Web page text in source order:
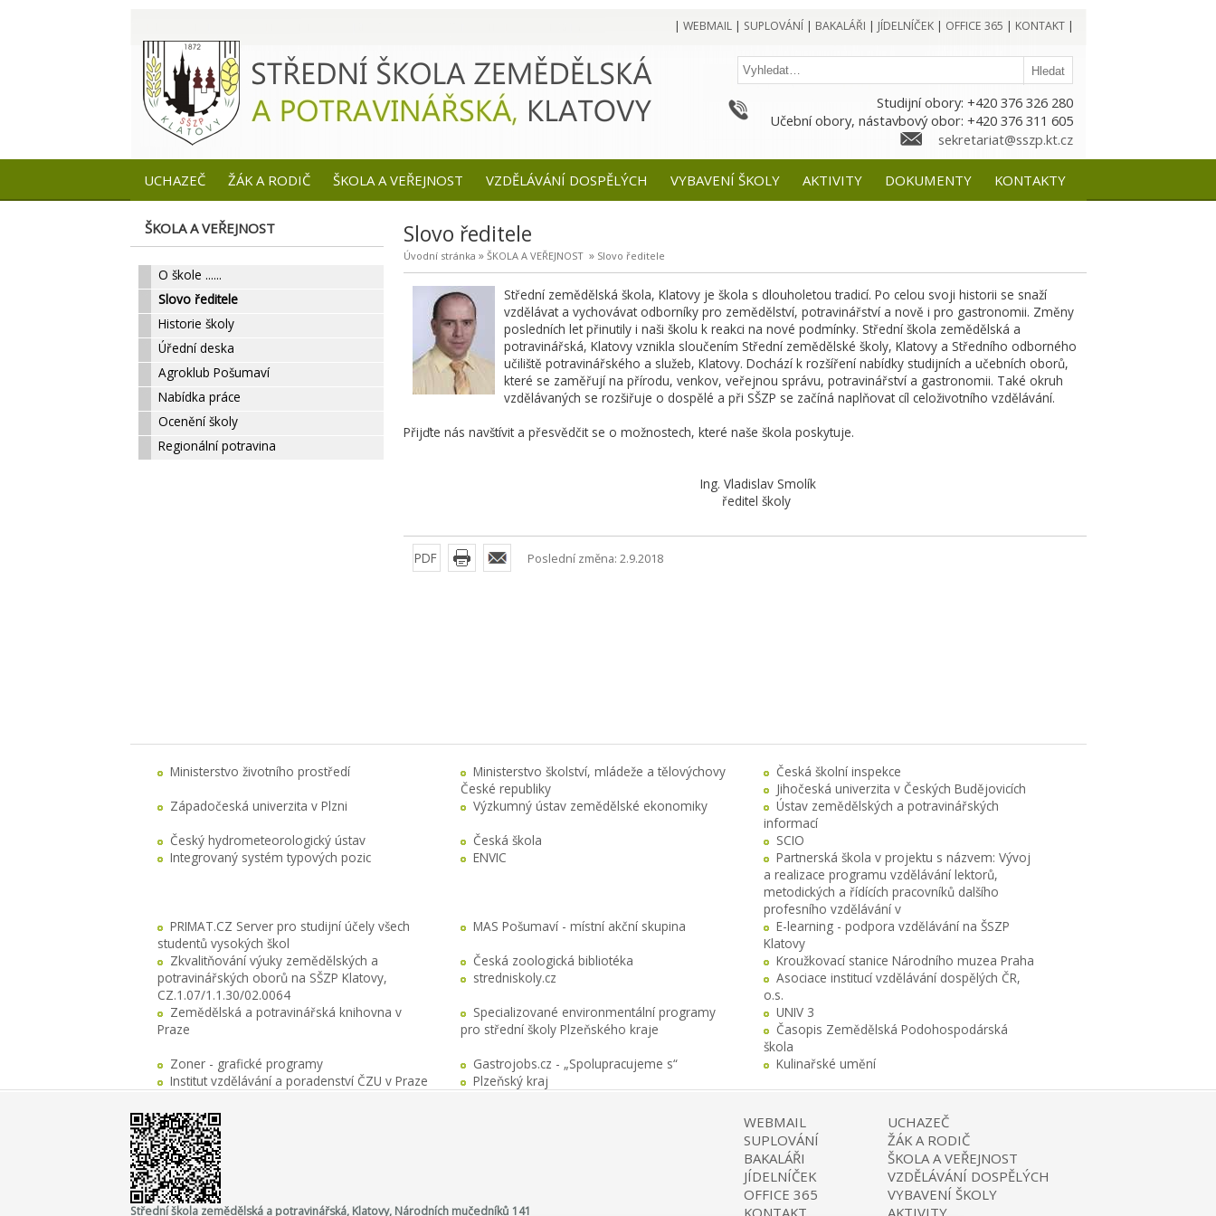
| WEBMAIL| SUPLOVÁNÍ | BAKALÁŘI | JÍDELNÍČEK| OFFICE 365 | KONTAKT|
Studijní obory: +420 376 326 280
Učební obory, nástavbový obor: +420 376 311 605
sekretariat@sszp.kt.cz
UCHAZEČ ŽÁK A RODIČ ŠKOLA A VEŘEJNOST VZDĚLÁVÁNÍ DOSPĚLÝCH VYBAVENÍ ŠKOLY AKTIVITY DOKUMENTY KONTAKTY
ŠKOLA A VEŘEJNOST
O škole ......
Slovo ředitele
Historie školy
Úřední deska
Agroklub Pošumaví
Nabídka práce
Ocenění školy
Regionální potravina
Slovo ředitele
Úvodní stránka » ŠKOLA A VEŘEJNOST» Slovo ředitele
Střední zemědělská škola, Klatovy je škola s dlouholetou tradicí. Po celou svoji historii se snaží
vzdělávat a vychovávat odborníky pro zemědělství, potravinářství a nově i pro gastronomii. Změny
posledních let přinutily i naši školu k reakci na nové podmínky. Střední škola zemědělská a
potravinářská, Klatovy vznikla sloučením Střední zemědělské školy, Klatovy a Středního odborného
učiliště potravinářského a služeb, Klatovy. Dochází k rozšíření nabídky studijních a učebních oborů,
které se zaměřují na přírodu, venkov, veřejnou správu, potravinářství a gastronomii. Také okruh
vzdělávaných se rozšiřuje o dospělé a při SŠZP se začíná naplňovat cíl celoživotního vzdělávání.
Přijďte nás navštívit a přesvědčit se o možnostech, které naše škola poskytuje.
Ing. Vladislav Smolík
ředitel školy
PDF Poslední změna: 2.9.2018
Ministerstvo životního prostředí
Ministerstvo školství, mládeže a tělovýchovy
České republiky
Česká školní inspekce
Jihočeská univerzita v Českých Budějovicích
Západočeská univerzita v Plzni
Výzkumný ústav zemědělské ekonomiky
Ústav zemědělských a potravinářských
informací
Český hydrometeorologický ústav
Česká škola
SCIO
Integrovaný systém typových pozic
ENVIC
Partnerská škola v projektu s názvem: Vývoj
a realizace programu vzdělávání lektorů,
metodických a řídících pracovníků dalšího
profesního vzdělávání v
PRIMAT.CZ Server pro studijní účely všech
studentů vysokých škol
MAS Pošumaví - místní akční skupina
E-learning - podpora vzdělávání na ŠSZP
Klatovy
Zkvalitňování výuky zemědělských a
potravinářských oborů na SŠZP Klatovy,
CZ.1.07/1.1.30/02.0064
Česká zoologická bibliotéka
Kroužkovací stanice Národního muzea Praha
stredniskoly.cz
Asociace institucí vzdělávání dospělých ČR,
o.s.
Zemědělská a potravinářská knihovna v
Praze
Specializované environmentální programy
pro střední školy Plzeňského kraje
UNIV 3
Časopis Zemědělská Podohospodárská
škola
Zoner - grafické programy
Gastrojobs.cz - „Spolupracujeme s“
Kulinařské umění
Institut vzdělávání a poradenství ČZU v Praze
Plzeňský kraj
Střední škola zemědělská a potravinářská, Klatovy, Národních mučedníků 141
WEBMAIL
SUPLOVÁNÍ
BAKALÁŘI
JÍDELNÍČEK
OFFICE 365
KONTAKT
UCHAZEČ
ŽÁK A RODIČ
ŠKOLA A VEŘEJNOST
VZDĚLÁVÁNÍ DOSPĚLÝCH
VYBAVENÍ ŠKOLY
AKTIVITY